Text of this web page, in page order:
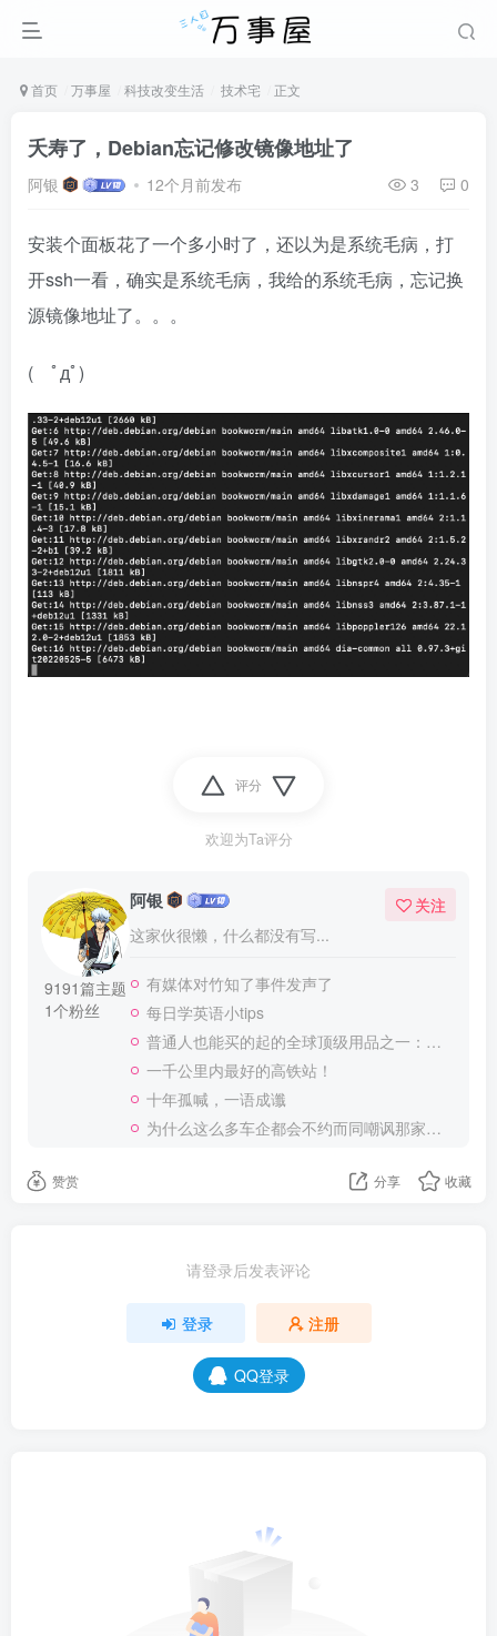
首页 万事屋 科技改变生活 技术宅 正文
夭寿了，Debian忘记修改镜像地址了
阿银 12个月前发布 3 0
安装个面板花了一个多小时了，还以为是系统毛病，打
开ssh一看，确实是系统毛病，我给的系统毛病，忘记换
源镜像地址了。。。
( ﾟдﾟ)
评分
欢迎为Ta评分
9191篇主题
1个粉丝
阿银
这家伙很懒，什么都没有写...
关注
有媒体对竹知了事件发声了
每日学英语小tips
普通人也能买的起的全球顶级用品之一：WD-40润滑除锈剂！
一千公里内最好的高铁站！
十年孤喊，一语成谶
为什么这么多车企都会不约而同嘲讽那家说不得的车企？
赞赏 分享 收藏
请登录后发表评论
登录 注册
QQ登录